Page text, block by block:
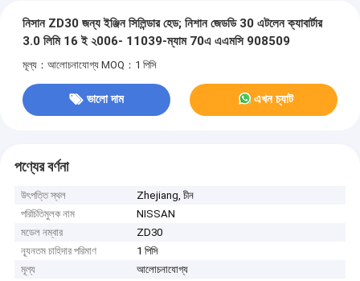
নিসান ZD30 জন্য ইঞ্জিন সিলিন্ডার হেড; নিশান জেডডি 30 এটলেন ক্যাবার্টার
3.0 লিমি 16 ই ২006- 11039-ম্যাম 70এ এএমসি 908509
মূল্য：আলোচনাযোগ্য MOQ：1 পিসি
ভালো দাম এখন চ্যাট
পণ্যের বর্ণনা
উৎপত্তি স্থল
Zhejiang, চীন
পরিচিতিমুলক নাম
NISSAN
মডেল নম্বার
ZD30
ন্যূনতম চাহিদার পরিমাণ
1 পিসি
মূল্য
আলোচনাযোগ্য